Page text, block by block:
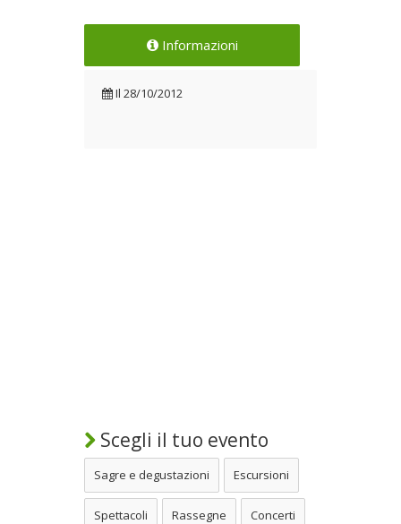
Informazioni
Il 28/10/2012
Scegli il tuo evento
Sagre e degustazioni Escursioni
Spettacoli Rassegne Concerti